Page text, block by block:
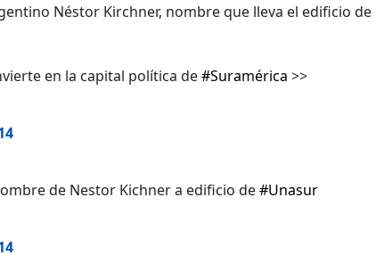
Néstor Kirchner, nombre que lleva el edificio de
en la capital política de#Suramérica >>
de Nestor Kichner a edificio de#Unasur